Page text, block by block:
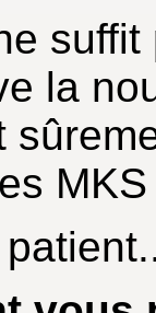
la
MKS